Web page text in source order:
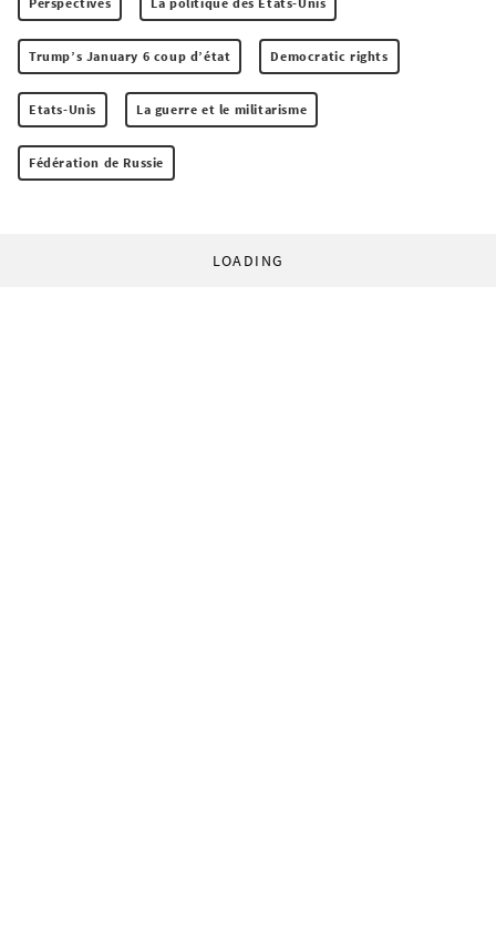
Trump’s January 6 coup d’état Democratic rights
Etats-Unis La guerre et le militarisme
Fédération de Russie
LOADING